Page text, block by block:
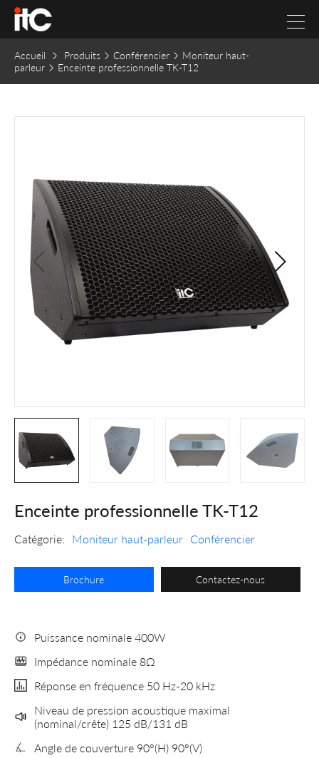
Accueil Produits Conférencier
Moniteur haut-
parleur
Enceinte professionnelle TK-T12
Enceinte professionnelle TK-T12
Catégorie: Moniteur haut-parleur Conférencier
Brochure Contactez-nous
Puissance nominale 400W
Impédance nominale 8Ω
Réponse en fréquence 50 Hz-20 kHz
Niveau de pression acoustique maximal
(nominal/crête) 125 dB/131 dB
Angle de couverture 90°(H) 90°(V)